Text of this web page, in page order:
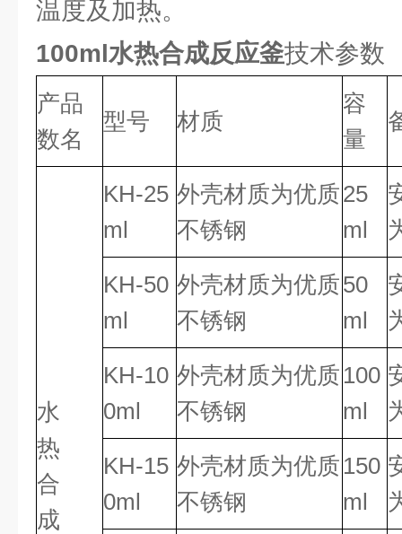
温度及加热。
100ml水热合成反应釜技术参数
产品
数名
型号 材质
容
量
水
热
合
成
KH-25
ml
外壳材质为优质
不锈钢
25
ml
KH-50
ml
外壳材质为优质
不锈钢
50
ml
KH-10
0ml
外壳材质为优质
不锈钢
100
ml
KH-15
0ml
外壳材质为优质
不锈钢
150
ml